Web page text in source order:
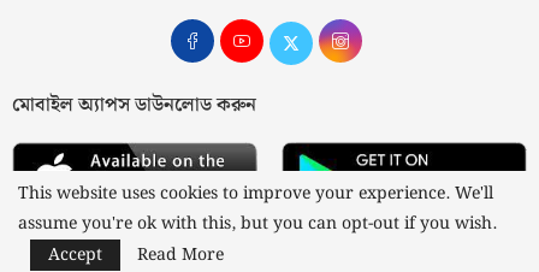
মোবাইল অ্যাপস ডাউনলোড করুন
This website uses cookies to improve your experience. We'll
assume you're ok with this, but you can opt-out if you wish.
Accept
Read More